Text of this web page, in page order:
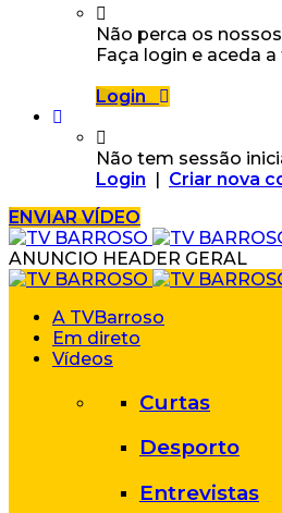
Não perca os
Faça login e aceda
Login
Não tem sessão
Login | Criar nova
ENVIAR VÍDEO
ANUNCIO HEADER GERAL
A TVBarroso
Em direto
Vídeos
Curtas
Desporto
Entrevistas